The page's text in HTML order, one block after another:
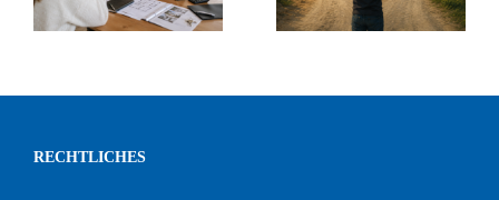
eigenen
in
RECHTLICHES